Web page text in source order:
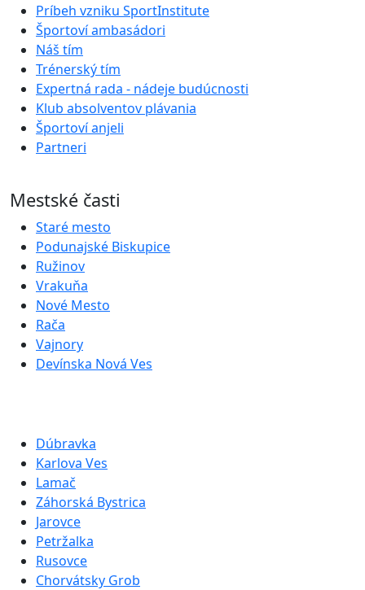
Príbeh vzniku SportInstitute
Športoví ambasádori
Náš tím
Trénerský tím
Expertná rada - nádeje budúcnosti
Klub absolventov plávania
Športoví anjeli
Partneri
Mestské časti
Staré mesto
Podunajské Biskupice
Ružinov
Vrakuňa
Nové Mesto
Rača
Vajnory
Devínska Nová Ves
Dúbravka
Karlova Ves
Lamač
Záhorská Bystrica
Jarovce
Petržalka
Rusovce
Chorvátsky Grob